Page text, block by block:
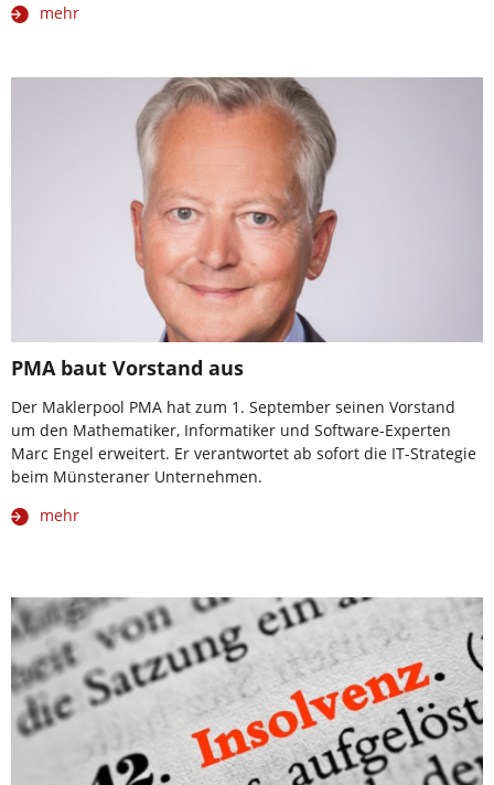
mehr
PMA baut Vorstand aus
Der Maklerpool PMA hat zum 1. September seinen Vorstand
um den Mathematiker, Informatiker und Software-Experten
Marc Engel erweitert. Er verantwortet ab sofort die IT-Strategie
beim Münsteraner Unternehmen.
mehr